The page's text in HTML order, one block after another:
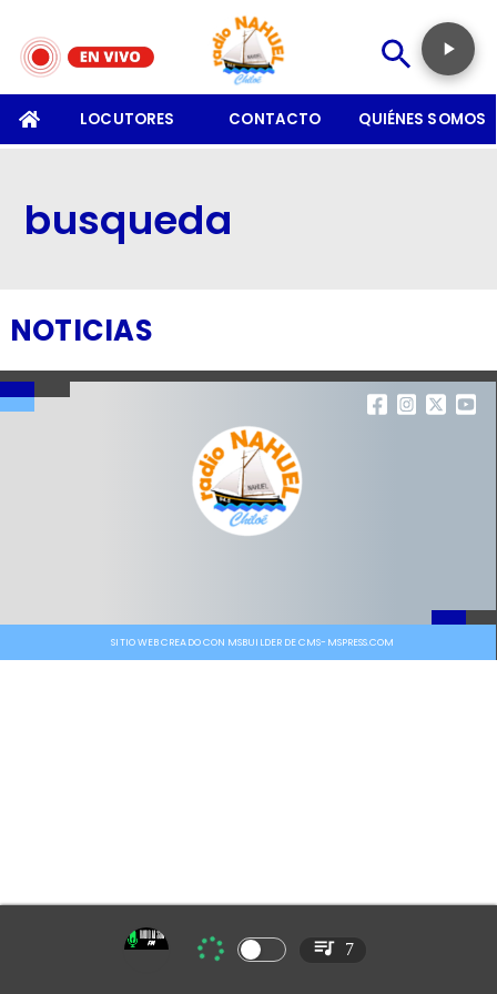
LOCUTORES CONTACTO QUIÉNES SOMOS
busqueda
NOTICIAS
SITIO WEB CREADO CON MSBUILDER DE CMS-MSPRESS.COM
7